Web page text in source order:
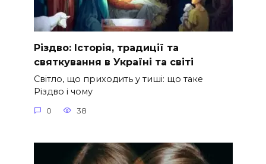
Різдво: Історія, традиції та
святкування в Україні та світі
Світло, що приходить у тиші: що таке
Різдво і чому
0 38